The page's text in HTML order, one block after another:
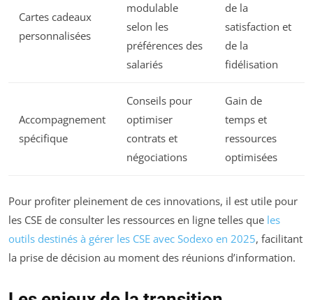
Cartes cadeaux
personnalisées
modulable
selon les
préférences des
salariés
de la
satisfaction et
de la
fidélisation
Accompagnement
spécifique
Conseils pour
optimiser
contrats et
négociations
Gain de
temps et
ressources
optimisées
Pour profiter pleinement de ces innovations, il est utile pour
les CSE de consulter les ressources en ligne telles que les
outils destinés à gérer les CSE avec Sodexo en 2025, facilitant
la prise de décision au moment des réunions d’information.